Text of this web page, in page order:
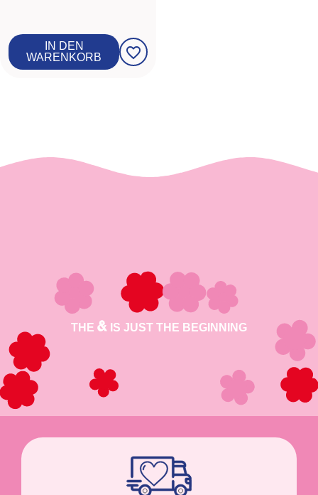
IN DEN
WARENKORB
favorite_border
THE IS JUST THE BEGINNING